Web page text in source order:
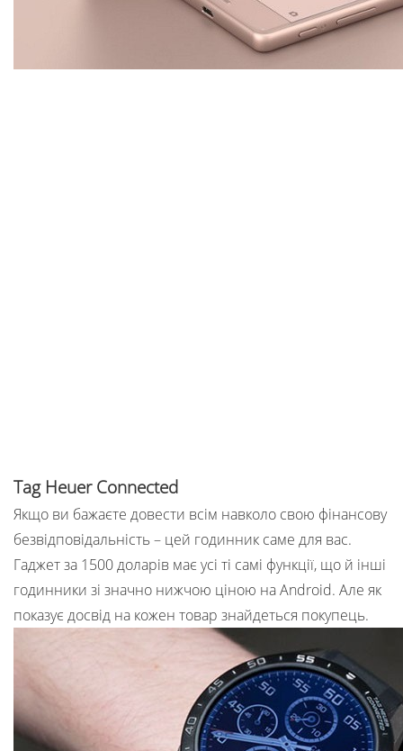
Tag Heuer Connected
Якщо ви бажаєте довести всім навколо свою фінансову
безвідповідальність – цей годинник саме для вас.
Гаджет за 1500 доларів має усі ті самі функції, що й інші
годинники зі значно нижчою ціною на Android. Але як
показує досвід на кожен товар знайдеться покупець.